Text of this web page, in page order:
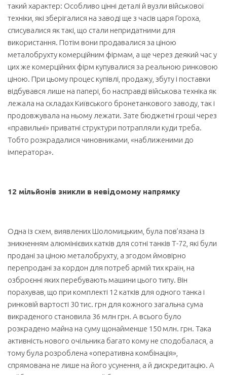
такий характер: Особливо цінні деталі й вузли військової
техніки, які зберігалися на заводі ще з часів царя Гороха,
списувалися як такі, що стали непридатними для
використання. Потім вони продавалися за ціною
металобрухту комерційним фірмам, а ще через деякий час у
цих же комерційних фірм купувалися за реальною ринковою
ціною. При цьому процес купівлі, продажу, збуту і поставки
відбувався лише на папері, бо насправді військова техніка як
лежала на складах Київського бронетанкового заводу, так і
продовжувала на ньому лежати. Зате бюджетні гроші через
«правильні» приватні структури потрапляли куди треба.
Тобто розкрадалися чиновниками, «наближеними до
імператора».
12 мільйонів зникли в невідомому напрямку
Одна із схем, виявлених Шоломицьким, була пов’язана із
зникненням алюмінієвих катків для сотні танків Т-72, які були
продані за ціною металобрухту, а згодом ймовірно
перепродані за кордон для потреб армій тих країн, на
озброєнні яких перебувають машини цього типу. Він
порахував, що при комплекті 12 катків для одного танка і
ринковій вартості 30 тис. грн для кожного загальна сума
викраденого становила 36 млн грн. А всього було
розкрадено майна на суму щонайменше 150 млн. грн. Така
активність нового очільника багато кому не сподобалася, а
тому була розроблена «оперативна комбінація»,
спрямована не лише на його усунення, а й дискредитацію. А